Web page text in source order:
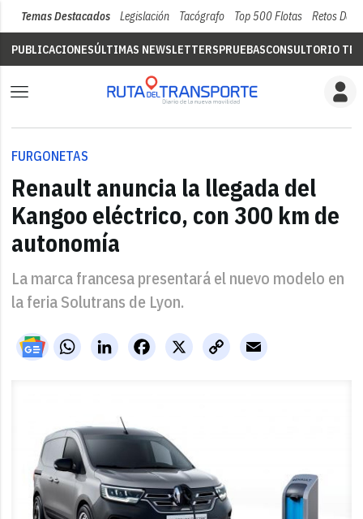
Temas Destacados Legislación Tacógrafo Top 500 Flotas Retos Del
PUBLICACIONESÚLTIMAS NEWSLETTERSPRUEBASCONSULTORIO
FURGONETAS
Renault anuncia la llegada del
Kangoo eléctrico, con 300 km de
autonomía
La marca francesa presentará el nuevo modelo en
la feria Solutrans de Lyon.
WhatsAppLinkedIn X
Facebook
Copy
Link
Email